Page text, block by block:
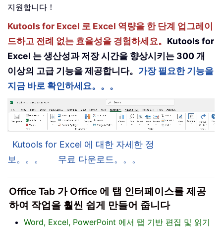
지원합니다！
Kutools for Excel 로 Excel 역량을 한 단계 업그레이
드하고 전례 없는 효율성을 경험하세요。 Kutools for
Excel 는 생산성과 저장 시간을 향상시키는 300 개
이상의 고급 기능을 제공합니다。 가장 필요한 기능을
지금 바로 확인하세요。。。
Kutools for Excel 에 대한 자세한 정
보。。。
무료 다운로드。。。
Office Tab 가 Office 에 탭 인터페이스를 제공
하여 작업을 훨씬 쉽게 만들어 줍니다
Word, Excel, PowerPoint 에서 탭 기반 편집 및 읽기